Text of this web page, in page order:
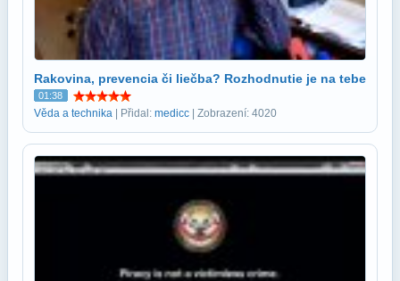
Rakovina, prevencia či liečba? Rozhodnutie je na tebe
01:38
Věda a technika | Přidal: medicc | Zobrazení: 4020